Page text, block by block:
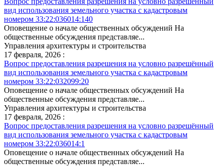
вид использования земельного участка с кадастровым
номером 33:22:036014:140
Оповещение о начале общественных обсуждений На
общественные обсуждения представляе...
Управления архитектуры и строительства
17 февраля, 2026 :
Вопрос предоставления разрешения на условно разрешённый
вид использования земельного участка с кадастровым
номером 33:22:032099:20
Оповещение о начале общественных обсуждений На
общественные обсуждения представляе...
Управления архитектуры и строительства
17 февраля, 2026 :
Вопрос предоставления разрешения на условно разрешённый
вид использования земельного участка с кадастровым
номером 33:22:036014:1
Оповещение о начале общественных обсуждений На
общественные обсуждения представляе...